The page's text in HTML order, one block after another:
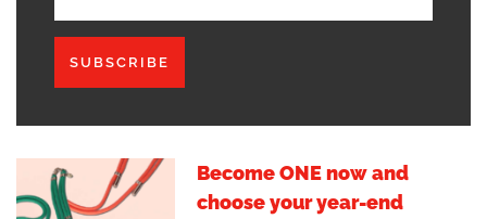
SUBSCRIBE
Become ONE now and
choose your year-end